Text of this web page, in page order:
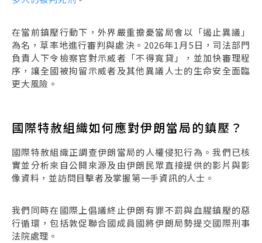
在當前鎮壓行動下，外界嚴重擔憂當局會以「遏止異議」
為名，草率地進行審判與處決。2026年1月5日，司法部門
負責人下令檢察官對示威者「不得寬貸」，並加快審理程
序，讓全國被拘留示威者及其他異議人士的生命安全面臨
更大風險。
國際特赦組織如何應對伊朗當局的鎮壓？
國際特赦組織正調查伊朗當局的人權侵犯行為。我們已核
實並分析來自公開來源及由伊朗民眾直接提供的影片與影
像資料，並訪問目擊者及掌握第一手資訊的人士。
我們同時在國際上倡議終止伊朗有罪不罰與血腥鎮壓的惡
行循環，包括敦促聯合國成員國將伊朗局勢提交國際刑事
法院處理。